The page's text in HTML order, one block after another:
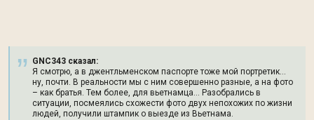
GNC343 сказал:
Я смотрю, а в джентльменском паспорте тоже мой портретик…
ну, почти. В реальности мы с ним совершенно разные, а на фото
– как братья. Тем более, для вьетнамца… Разобрались в
ситуации, посмеялись схожести фото двух непохожих по жизни
людей, получили штампик о выезде из Вьетнама.